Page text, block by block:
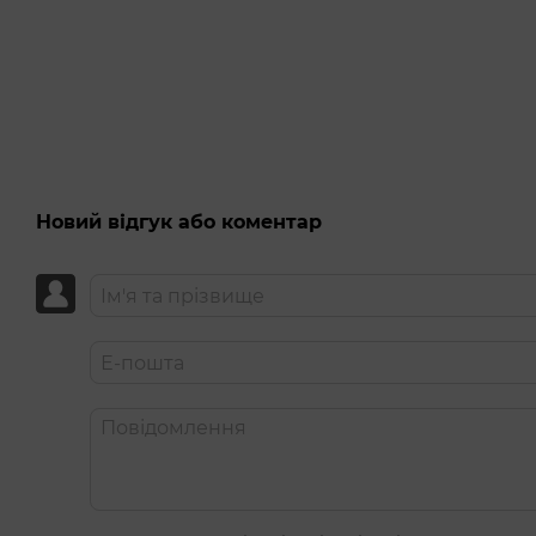
проста утилізація: просто згорни використаний
Lubricant Ingredients: Water, Glycerin, Carbomer, Sodium
Основні характеристики Tenga Pocket Click Ball:
Новий відгук або коментар